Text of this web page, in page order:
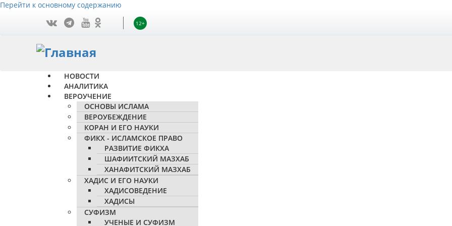
Перейти к основному содержанию
12+
НОВОСТИ
АНАЛИТИКА
ВЕРОУЧЕНИЕ
ОСНОВЫ ИСЛАМА
ВЕРОУБЕЖДЕНИЕ
КОРАН И ЕГО НАУКИ
ФИКХ - ИСЛАМСКОЕ ПРАВО
РАЗВИТИЕ ФИКХА
ШАФИИТСКИЙ МАЗХАБ
ХАНАФИТСКИЙ МАЗХАБ
ХАДИС И ЕГО НАУКИ
ХАДИСОВЕДЕНИЕ
ХАДИСЫ
СУФИЗМ
УЧЕНЫЕ И СУФИЗМ